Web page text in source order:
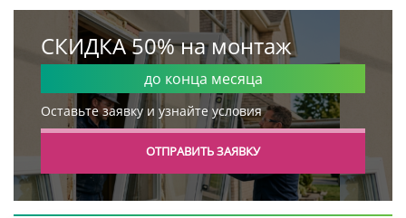
СКИДКА 50% на монтаж
до конца месяца
Оставьте заявку и узнайте условия
ОТПРАВИТЬ ЗАЯВКУ